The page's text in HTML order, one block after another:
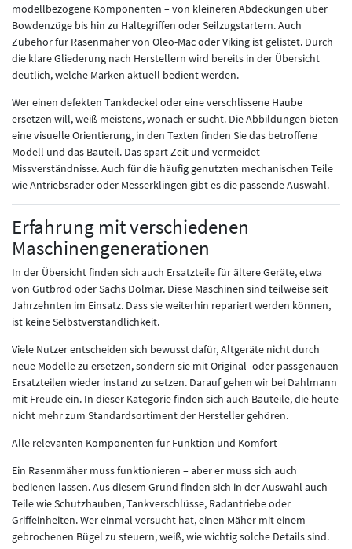
modellbezogene Komponenten – von kleineren Abdeckungen über
Bowdenzüge bis hin zu Haltegriffen oder Seilzugstartern. Auch
Zubehör für Rasenmäher von Oleo-Mac oder Viking ist gelistet. Durch
die klare Gliederung nach Herstellern wird bereits in der Übersicht
deutlich, welche Marken aktuell bedient werden.
Wer einen defekten Tankdeckel oder eine verschlissene Haube
ersetzen will, weiß meistens, wonach er sucht. Die Abbildungen bieten
eine visuelle Orientierung, in den Texten finden Sie das betroffene
Modell und das Bauteil. Das spart Zeit und vermeidet
Missverständnisse. Auch für die häufig genutzten mechanischen Teile
wie Antriebsräder oder Messerklingen gibt es die passende Auswahl.
Erfahrung mit verschiedenen
Maschinengenerationen
In der Übersicht finden sich auch Ersatzteile für ältere Geräte, etwa
von Gutbrod oder Sachs Dolmar. Diese Maschinen sind teilweise seit
Jahrzehnten im Einsatz. Dass sie weiterhin repariert werden können,
ist keine Selbstverständlichkeit.
Viele Nutzer entscheiden sich bewusst dafür, Altgeräte nicht durch
neue Modelle zu ersetzen, sondern sie mit Original- oder passgenauen
Ersatzteilen wieder instand zu setzen. Darauf gehen wir bei Dahlmann
mit Freude ein. In dieser Kategorie finden sich auch Bauteile, die heute
nicht mehr zum Standardsortiment der Hersteller gehören.
Alle relevanten Komponenten für Funktion und Komfort
Ein Rasenmäher muss funktionieren – aber er muss sich auch
bedienen lassen. Aus diesem Grund finden sich in der Auswahl auch
Teile wie Schutzhauben, Tankverschlüsse, Radantriebe oder
Griffeinheiten. Wer einmal versucht hat, einen Mäher mit einem
gebrochenen Bügel zu steuern, weiß, wie wichtig solche Details sind.